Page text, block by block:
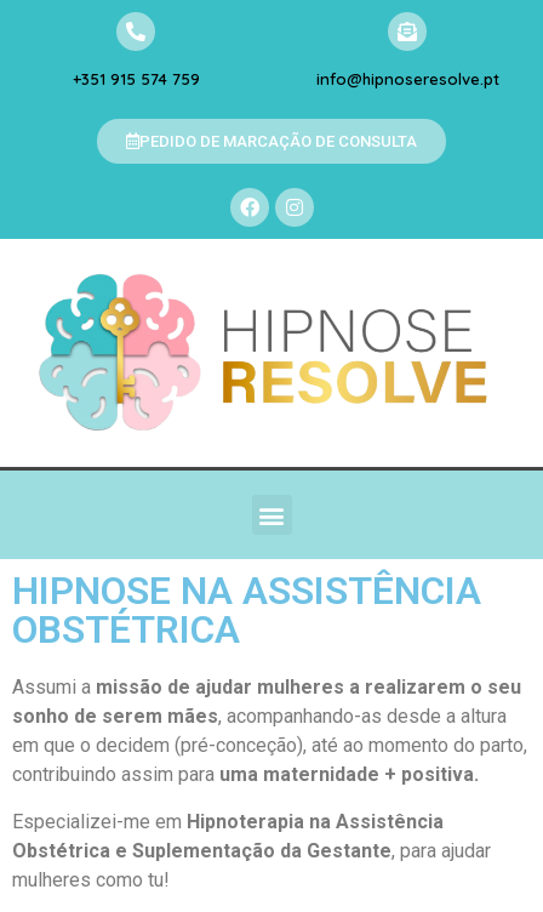
+351 915 574 759 info@hipnoseresolve.pt
PEDIDO DE MARCAÇÃO DE CONSULTA
HIPNOSE NA ASSISTÊNCIA
OBSTÉTRICA
Assumi a missão de ajudar mulheres a realizarem o seu
sonho de serem mães, acompanhando-as desde a altura
em que o decidem (pré-conceção), até ao momento do parto,
contribuindo assim para uma maternidade + positiva.
Especializei-me em Hipnoterapia na Assistência
Obstétrica e Suplementação da Gestante, para ajudar
mulheres como tu!